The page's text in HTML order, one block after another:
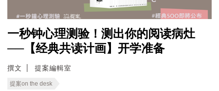
一秒钟心理测验！测出你的阅读病灶
──【经典共读计画】开学准备
撰文 提案編輯室
提案on the desk